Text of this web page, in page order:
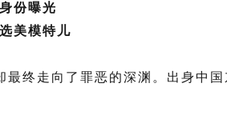
份曝光
美模特儿
终走向了罪恶的深渊。 出身中